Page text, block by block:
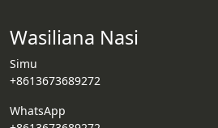
Wasiliana Nasi
Simu
+8613673689272
WhatsApp